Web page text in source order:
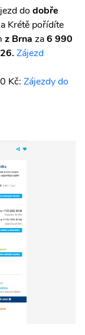
do dobře
Krétě pořídíte
z Brna za6 990
Zájezd
Kč: Zájezdy do